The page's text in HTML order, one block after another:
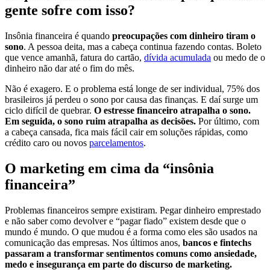
gente sofre com isso?
Insônia financeira é quando preocupações com dinheiro tiram o
sono. A pessoa deita, mas a cabeça continua fazendo contas. Boleto
que vence amanhã, fatura do cartão, dívida acumulada ou medo de o
dinheiro não dar até o fim do mês.
Não é exagero. E o problema está longe de ser individual, 75% dos
brasileiros já perdeu o sono por causa das finanças. E daí surge um
ciclo difícil de quebrar. O estresse financeiro atrapalha o sono.
Em seguida, o sono ruim atrapalha as decisões. Por último, com
a cabeça cansada, fica mais fácil cair em soluções rápidas, como
crédito caro ou novos parcelamentos.
O marketing em cima da “insônia
financeira”
Problemas financeiros sempre existiram. Pegar dinheiro emprestado
e não saber como devolver e “pagar fiado” existem desde que o
mundo é mundo. O que mudou é a forma como eles são usados na
comunicação das empresas. Nos últimos anos, bancos e fintechs
passaram a transformar sentimentos comuns como ansiedade,
medo e insegurança em parte do discurso de marketing.